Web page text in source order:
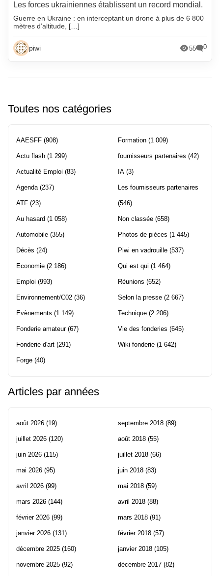
Les forces ukrainiennes établissent un record mondial.
Guerre en Ukraine : en interceptant un drone à plus de 6 800
mètres d’altitude, […]
piwi 55 0
Toutes nos catégories
AAESFF (908)
Actu flash (1 299)
Actualité Emploi (83)
Agenda(237)
ATF (23)
Au hasard (1 058)
Automobile (355)
Décès (24)
Economie (2 186)
Emploi (993)
Environnement/C02 (36)
Evènements (1 149)
Fonderie amateur(67)
Fonderie d'art (291)
Forge (40)
Formation (1 009)
fournisseurs partenaires (42)
IA (3)
Les fournisseurs partenaires
(546)
Non classée (658)
Photos de pièces (1 445)
Piwi en vadrouille (537)
Qui est qui (1 464)
Réunions (652)
Selon la presse (2 667)
Technique (2 206)
Vie des fonderies (645)
Wiki fonderie (1 642)
Articles par années
août 2026 (19)
juillet 2026 (120)
juin 2026 (115)
mai 2026 (95)
avril 2026 (99)
mars 2026 (144)
février 2026 (99)
janvier 2026 (131)
décembre 2025 (160)
novembre 2025 (92)
septembre 2018 (89)
août 2018 (55)
juillet 2018 (66)
juin 2018 (83)
mai 2018 (59)
avril 2018 (88)
mars 2018 (91)
février 2018 (57)
janvier 2018 (105)
décembre 2017 (82)